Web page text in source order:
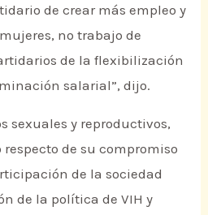
de crear más empleo y
no trabajo de
de la flexibilización
salarial”, dijo.
sexuales y reproductivos,
de su compromiso
de la sociedad
de la política de VIH y